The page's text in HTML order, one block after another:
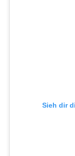
Sieh dir